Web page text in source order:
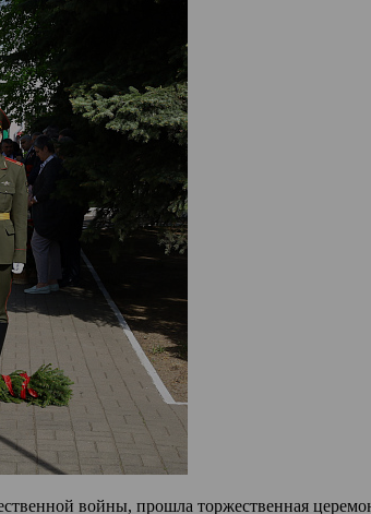
войны, прошла торжественная